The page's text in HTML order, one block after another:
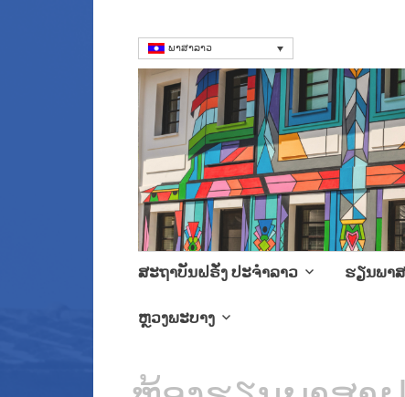
ພາສາລາວ
ສະຖາບັນຝຣັ່ງ
Language Courses &
Skip
content
ສະຖາບັນຝຣັ່ງ ປະຈໍາລາວ ຮຽນພາ
ຫຼວງພະບາງ